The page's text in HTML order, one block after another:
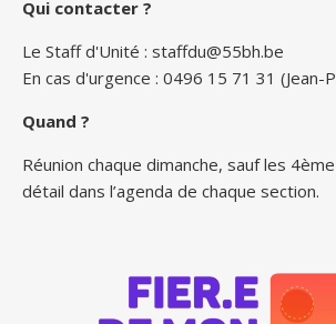
Qui contacter ?
Le Staff d'Unité : staffdu@55bh.be
En cas d'urgence : 0496 15 71 31 (Jean-
Quand ?
Réunion chaque dimanche, sauf les
détail dans l’agenda de chaque section.